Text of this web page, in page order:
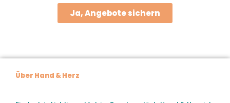
Ja, Angebote sichern
Über Hand & Herz